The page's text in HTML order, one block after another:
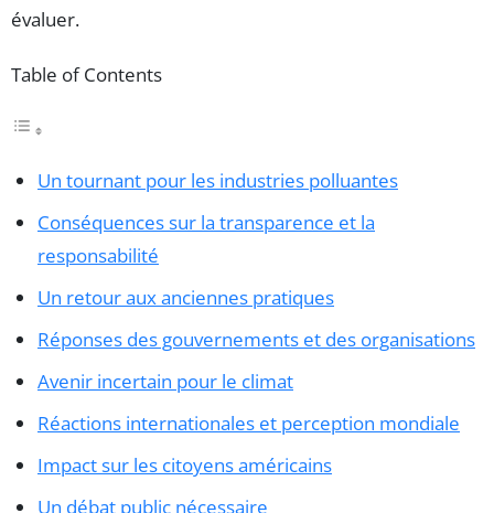
évaluer.
Table of Contents
Un tournant pour les industries polluantes
Conséquences sur la transparence et la
responsabilité
Un retour aux anciennes pratiques
Réponses des gouvernements et des organisations
Avenir incertain pour le climat
Réactions internationales et perception mondiale
Impact sur les citoyens américains
Un débat public nécessaire